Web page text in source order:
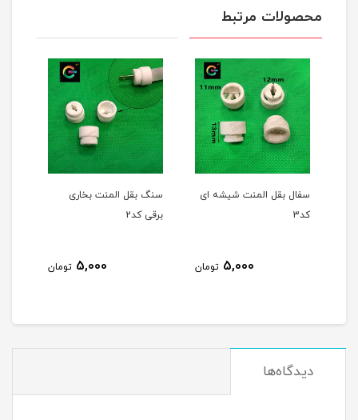
محصولات مرتبط
بقل المنت شیشه ای
سنگ بقل المنت بخاری
دیدگاه‌ها